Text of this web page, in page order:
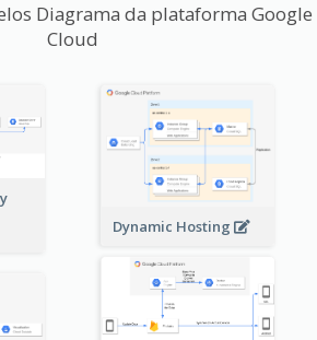
Diagrama da plataforma Google
Cloud
Dynamic Hosting